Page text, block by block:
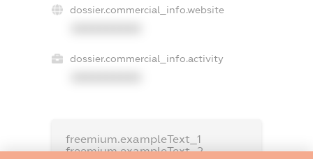
dossier.commercial_info.website
dossier.commercial_info.activity
freemium.exampleText_1
freemium.exampleText_2